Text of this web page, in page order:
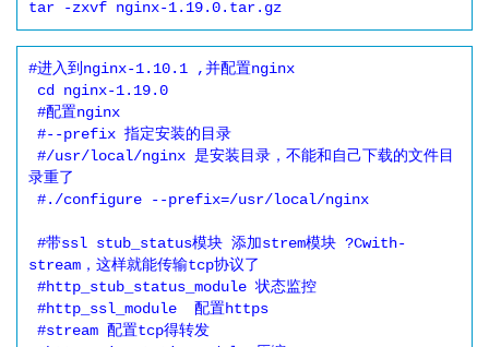
tar -zxvf nginx-1.19.0.tar.gz
#进入到nginx-1.10.1 ,并配置nginx
录重了
stream，这样就能传输tcp协议了